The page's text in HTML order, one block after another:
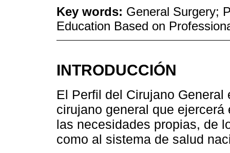
Key words: General Surgery;
Education Based on
INTRODUCCIÓN
El Perfil del Cirujano
cirujano general que
las necesidades propias, de
como al sistema de salud